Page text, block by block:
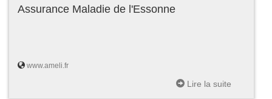
Assurance Maladie de l'Essonne
www.ameli.fr
Lire la suite